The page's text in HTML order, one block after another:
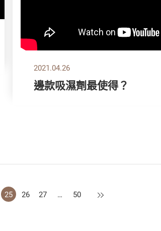
2021.04.26
邊款吸濕劑最使得？
25 26 27 … 50 下一頁